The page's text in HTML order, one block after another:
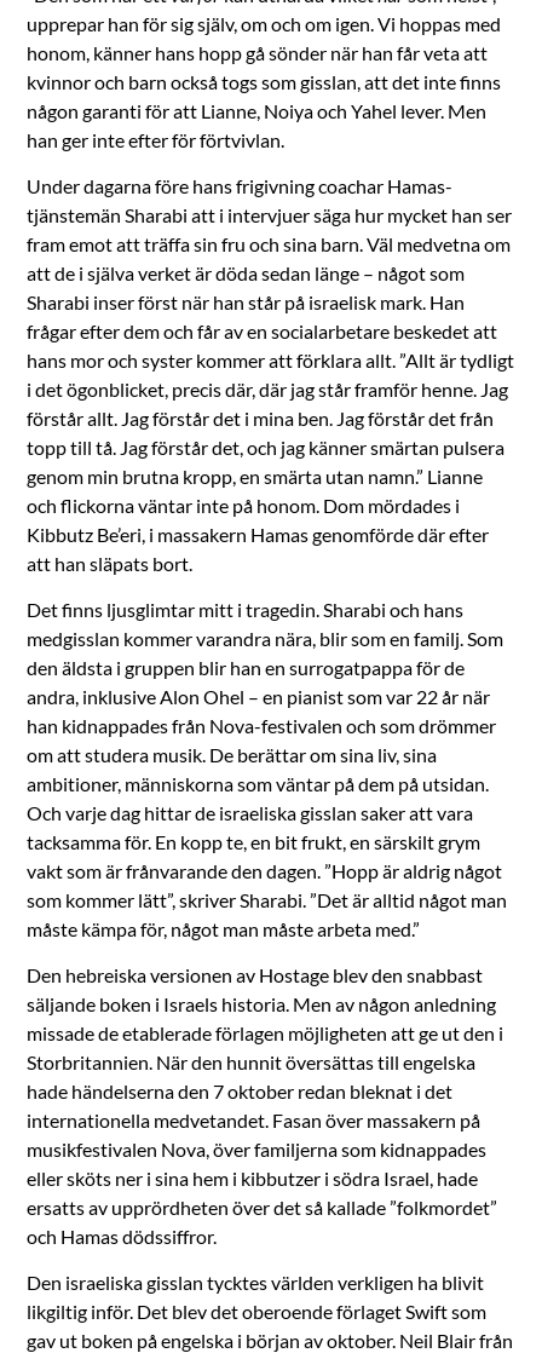
upprepar han för sig själv, om och om igen. Vi hoppas med
honom, känner hans hopp gå sönder när han får veta att
kvinnor och barn också togs som gisslan, att det inte finns
någon garanti för att Lianne, Noiya och Yahel lever. Men
han ger inte efter för förtvivlan.
Under dagarna före hans frigivning coachar Hamas-
tjänstemän Sharabi att i intervjuer säga hur mycket han ser
fram emot att träffa sin fru och sina barn. Väl medvetna om
att de i själva verket är döda sedan länge – något som
Sharabi inser först när han står på israelisk mark. Han
frågar efter dem och får av en socialarbetare beskedet att
hans mor och syster kommer att förklara allt. ”Allt är tydligt
i det ögonblicket, precis där, där jag står framför henne. Jag
förstår allt. Jag förstår det i mina ben. Jag förstår det från
topp till tå. Jag förstår det, och jag känner smärtan pulsera
genom min brutna kropp, en smärta utan namn.” Lianne
och flickorna väntar inte på honom. Dom mördades i
Kibbutz Be’eri, i massakern Hamas genomförde där efter
att han släpats bort.
Det finns ljusglimtar mitt i tragedin. Sharabi och hans
medgisslan kommer varandra nära, blir som en familj. Som
den äldsta i gruppen blir han en surrogatpappa för de
andra, inklusive Alon Ohel – en pianist som var 22 år när
han kidnappades från Nova-festivalen och som drömmer
om att studera musik. De berättar om sina liv, sina
ambitioner, människorna som väntar på dem på utsidan.
Och varje dag hittar de israeliska gisslan saker att vara
tacksamma för. En kopp te, en bit frukt, en särskilt grym
vakt som är frånvarande den dagen. ”Hopp är aldrig något
som kommer lätt”, skriver Sharabi. ”Det är alltid något man
måste kämpa för, något man måste arbeta med.”
Den hebreiska versionen av Hostage blev den snabbast
säljande boken i Israels historia. Men av någon anledning
missade de etablerade förlagen möjligheten att ge ut den i
Storbritannien. När den hunnit översättas till engelska
hade händelserna den 7 oktober redan bleknat i det
internationella medvetandet. Fasan över massakern på
musikfestivalen Nova, över familjerna som kidnappades
eller sköts ner i sina hem i kibbutzer i södra Israel, hade
ersatts av upprördheten över det så kallade ”folkmordet”
och Hamas dödssiffror.
Den israeliska gisslan tycktes världen verkligen ha blivit
likgiltig inför. Det blev det oberoende förlaget Swift som
gav ut boken på engelska i början av oktober. Neil Blair från